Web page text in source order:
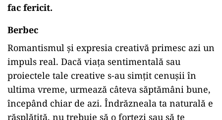
fac fericit.
Berbec
Romantismul și expresia creativă primesc azi un
impuls real. Dacă viața sentimentală sau
proiectele tale creative s-au simțit cenușii în
ultima vreme, urmează câteva săptămâni bune,
începând chiar de azi. Îndrăzneala ta naturală e
răsplătită, nu trebuie să o forțezi sau să te